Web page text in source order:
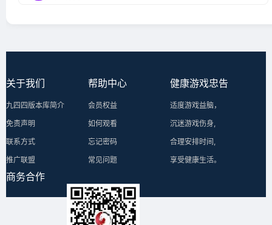
关于我们
九四四版本库简介
免责声明
联系方式
推广联盟
帮助中心
会员权益
如何观看
忘记密码
常见问题
健康游戏忠告
适度游戏益脑，
沉迷游戏伤身,
合理安排时间,
享受健康生活。
商务合作